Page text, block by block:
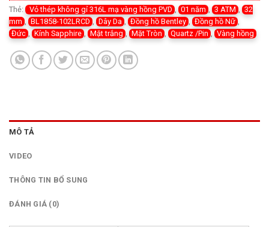
Thẻ: Vỏ thép không gỉ 316L mạ vàng hồng PVD 01 năm 3 ATM
32
mm
BL1858-102LRCD Dây Da Đồng hồ Bentley Đồng hồ Nữ
Đức
Kính Sapphire Mặt trắng Mặt Tròn Quartz /Pin Vàng hồng
MÔ TẢ
VIDEO
THÔNG TIN BỔ SUNG
ĐÁNH GIÁ (0)